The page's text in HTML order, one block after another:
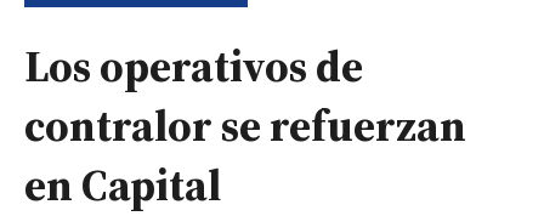
Los operativos de
contralor se refuerzan
en Capital